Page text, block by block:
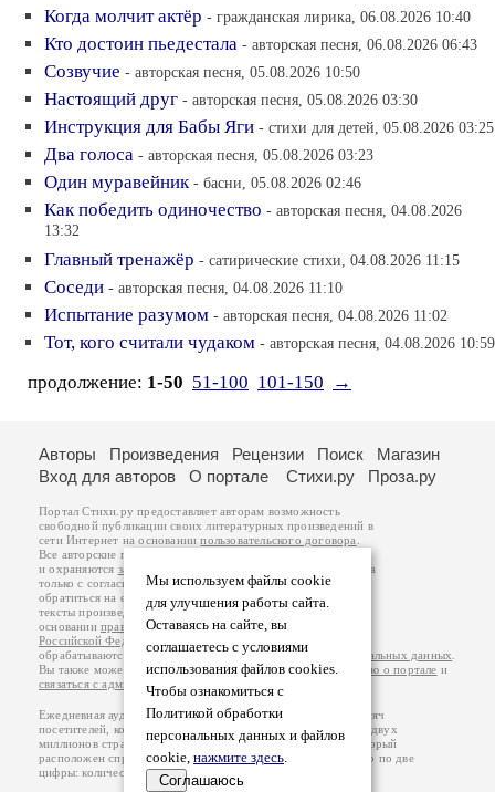
Когда молчит актёр - гражданская лирика, 06.08.2026 10:40
Кто достоин пьедестала - авторская песня, 06.08.2026 06:43
Созвучие - авторская песня, 05.08.2026 10:50
Настоящий друг - авторская песня, 05.08.2026 03:30
Инструкция для Бабы Яги - стихи для детей, 05.08.2026 03:25
Два голоса - авторская песня, 05.08.2026 03:23
Один муравейник - басни, 05.08.2026 02:46
Как победить одиночество - авторская песня, 04.08.2026
13:32
Главный тренажёр - сатирические стихи, 04.08.2026 11:15
Соседи - авторская песня, 04.08.2026 11:10
Испытание разумом - авторская песня, 04.08.2026 11:02
Тот, кого считали чудаком - авторская песня, 04.08.2026 10:59
продолжение: 1-50 51-100 101-150 →
Мы используем файлы cookie
для улучшения работы сайта.
Оставаясь на сайте, вы
соглашаетесь с условиями
использования файлов cookies.
Чтобы ознакомиться с
Политикой обработки
персональных данных и файлов
cookie, нажмите здесь.
Соглашаюсь
Авторы Произведения Рецензии Поиск
Магазин
Вход для авторов
О портале Стихи.ру Проза.ру
Портал Стихи.ру предоставляет авторам возможность
свободной публикации своих литературных произведений в
сети Интернет на основаниипользовательского договора
Все авторские права на произведения принадлежат авторам
и охраняются законом
. Перепечатка произведений возможна
только с согласия его автора, к которому вы можете
обратиться на его авторской странице. Ответственность за
тексты произведений авторы несут самостоятельно на
основанииправил публикацииизаконодательства
Российской Федерации
обрабатываются на основанииПолитики обработки персональных данных
Вы также можете посмотреть более подробнуюинформацию о портале и
связаться с администрацией
Ежедневная аудитория портала Стихи.ру – порядка 200 тысяч
посетителей, которые в общей сумме просматривают более двух
миллионов страниц по данным счетчика посещаемости, который
расположен справа от этого текста. В каждой графе указано по две
цифры: количество просмотров и количество посетителей.